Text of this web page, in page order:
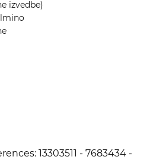
izvedbe)
13303511 - 7683434 -